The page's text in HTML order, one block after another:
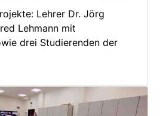
Lehrer Dr. Jörg
Lehmann mit
drei Studierenden der